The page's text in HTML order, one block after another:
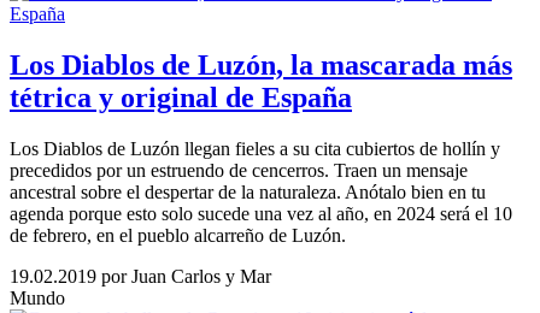
Los Diablos de Luzón, la mascarada más
tétrica y original de España
Los Diablos de Luzón llegan fieles a su cita cubiertos de hollín y
precedidos por un estruendo de cencerros. Traen un mensaje
ancestral sobre el despertar de la naturaleza. Anótalo bien en tu
agenda porque esto solo sucede una vez al año, en 2024 será el 10
de febrero, en el pueblo alcarreño de Luzón.
19.02.2019 por Juan Carlos y Mar
Mundo